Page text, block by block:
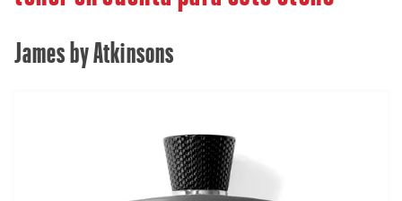
James by Atkinsons